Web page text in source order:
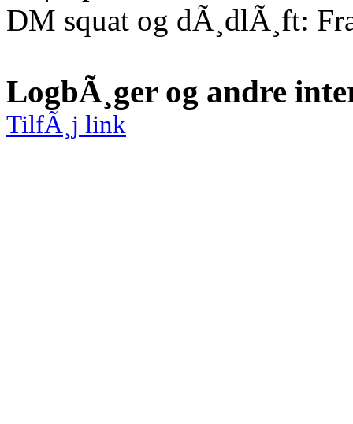
DM squat og dÃ¸dlÃ¸ft:
LogbÃ¸ger og andre
TilfÃ¸j link